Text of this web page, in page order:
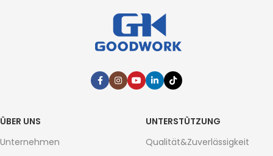
ÜBER UNS
Unternehmen
UNTERSTÜTZUNG
Qualität&Zuverlässigkeit